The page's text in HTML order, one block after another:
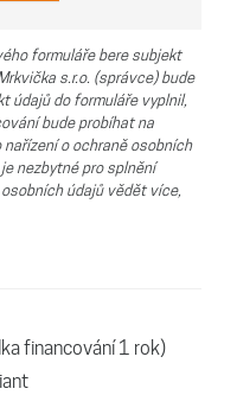
formuláře bere subjekt
s.r.o. (správce) bude
údajů do formuláře vyplnil,
bude probíhat na
o ochraně osobních
nezbytné pro splnění
údajů vědět více,
financování 1 rok)